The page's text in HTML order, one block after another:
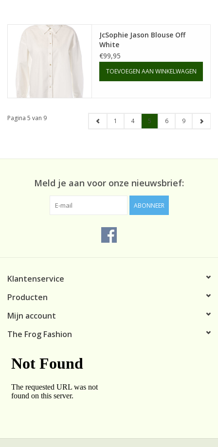
JcSophie Jason Blouse Off
White
€99,95
TOEVOEGEN AAN WINKELWAGEN
Pagina 5 van 9 1 4 5 6 9
Meld je aan voor onze nieuwsbrief:
ABONNEER
Klantenservice
Producten
Mijn account
The Frog Fashion